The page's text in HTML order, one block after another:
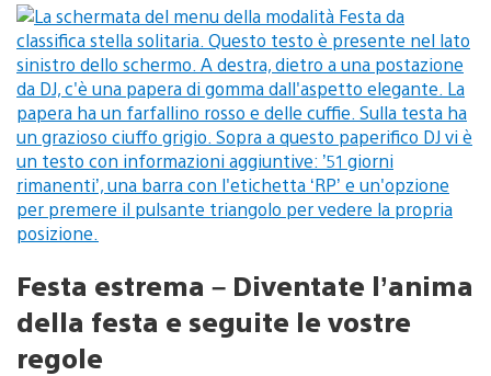
Festa estrema – Diventate l’anima
della festa e seguite le vostre
regole